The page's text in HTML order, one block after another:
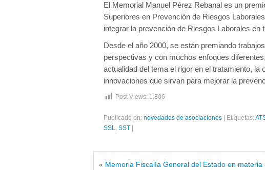
El Memorial Manuel Pérez Rebanal es un
Superiores en Prevención de Riesgos
integrar la prevención de Riesgos Laborales
Desde el año 2000, se están premiando
perspectivas y con muchos enfoques
actualidad del tema el rigor en el tratamiento,
innovaciones que sirvan para mejorar la
Post Views: 1.806
Publicado en: novedades de asociaciones Etiquetas:
SSL, SST
« Memoria Fiscalía General del Estado en materia